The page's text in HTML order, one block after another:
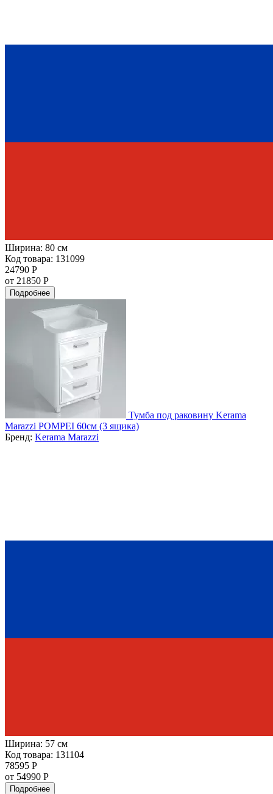
Ширина: 80 см
Код товара: 131099
24790 Р
от 21850 Р
Подробнее
Тумба под раковину Kerama
Marazzi POMPEI 60см (3 ящика)
Бренд: Kerama Marazzi
Ширина: 57 см
Код товара: 131104
78595 Р
от 54990 Р
Подробнее